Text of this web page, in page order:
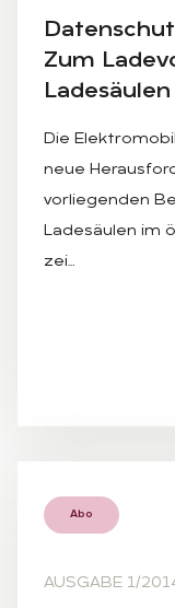
Zum
La­de­säu­len
Die
neue
vorliegenden
Ladesäulen im
zei…
Abo
AUSGABE 1/